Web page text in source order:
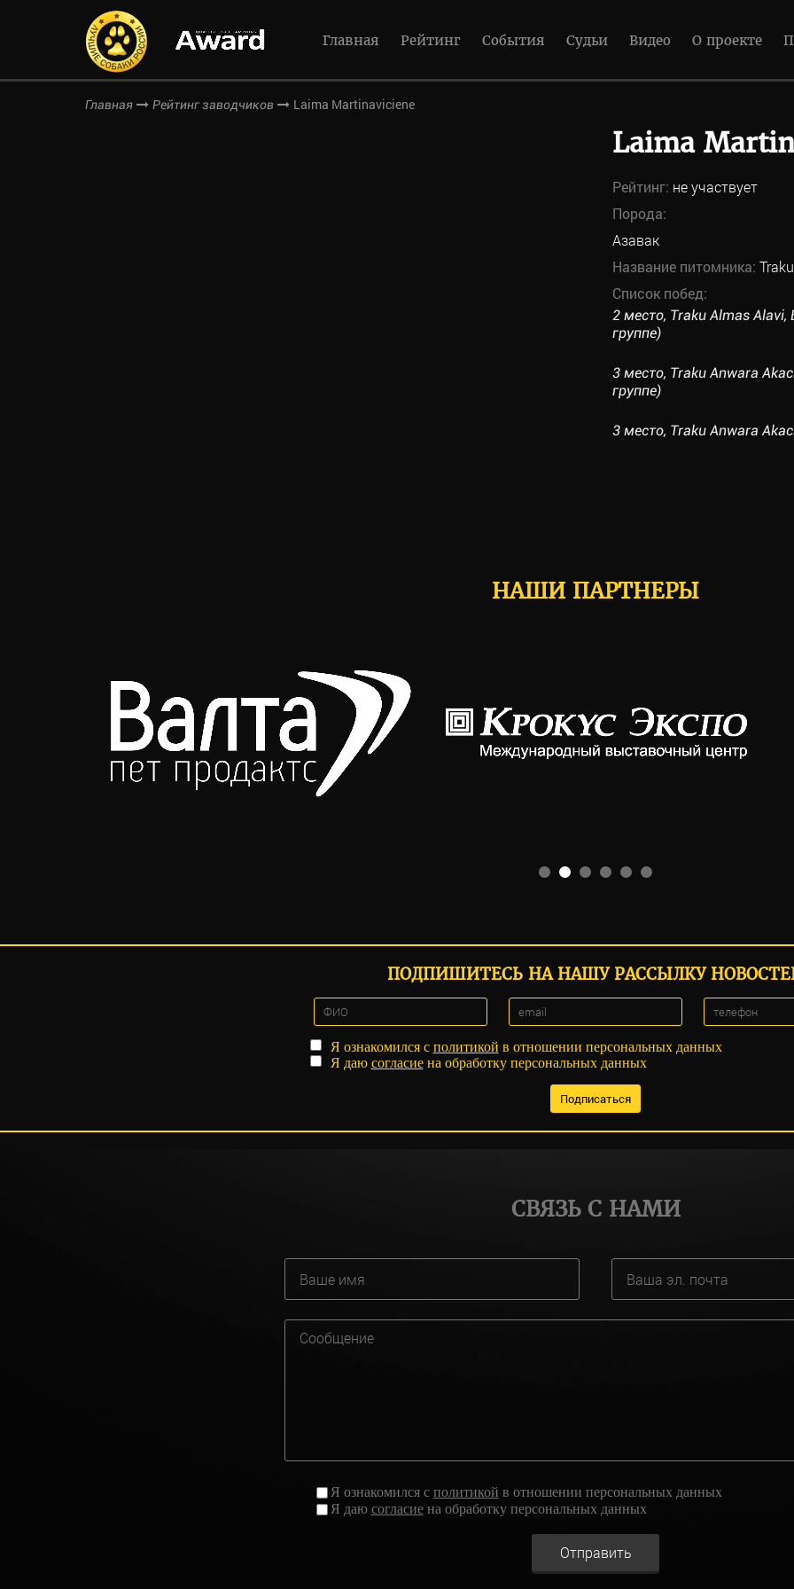
Главная Рейтинг События Судьи Видео О проекте
Главная Рейтинг заводчиков Laima Martinaviciene
Laima
Рейтинг: не участвует
Порода:
Азавак
Название питомника: Traku
Список побед:
2 место, Traku Almas
группе)
3 место, Traku Anwara
группе)
3 место, Traku Anwara
НАШИ ПАРТНЕРЫ
ПОДПИШИТЕСЬ НА НАШУ РАССЫЛКУ
Я ознакомился с политикой в отношении персональных данных
Я даю согласиена обработку персональных данных
СВЯЗЬ С НАМИ
Я ознакомился с политикой в отношении персональных данных
Я даю согласиена обработку персональных данных
Отправить